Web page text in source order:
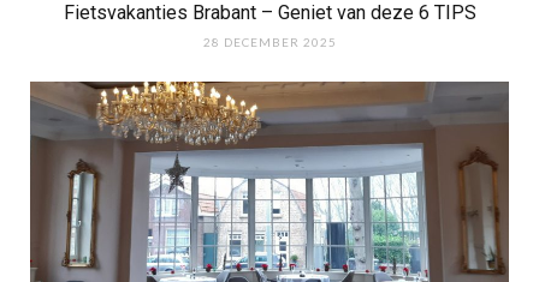
Fietsvakanties Brabant – Geniet van deze 6 TIPS
28 DECEMBER 2025